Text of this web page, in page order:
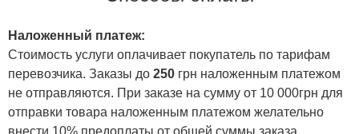
Наложенный платеж:
Стоимость услуги оплачивает покупатель по тарифам
перевозчика. Заказы до 250 грн наложенным платежом
не отправляются. При заказе на сумму от 10 000грн для
отправки товара наложенным платежом желательно